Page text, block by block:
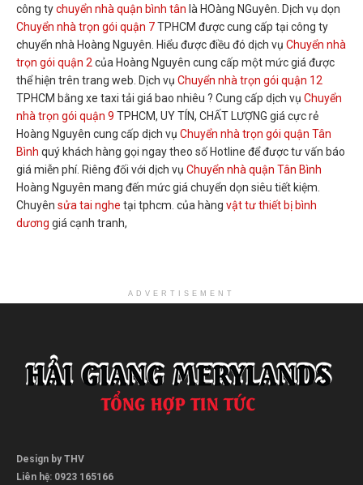
công tychuyển nhà quận bình tân là HOàng NGuyên. Dịch vụ dọn
Chuyển nhà trọn gói quận 7TPHCM được cung cấp tại công ty
chuyển nhà Hoàng Nguyên. Hiểu được điều đó dịch vụ Chuyển nhà
trọn gói quận 2 của Hoàng Nguyên cung cấp một mức giá được
thể hiện trên trang web. Dịch vụ Chuyển nhà trọn gói quận 12
TPHCM bằng xe taxi tải giá bao nhiêu ? Cung cấp dịch vụ Chuyển
nhà trọn gói quận 9 TPHCM, UY TÍN, CHẤT LƯỢNG giá cực rẻ
Hoàng Nguyên cung cấp dịch vụ Chuyển nhà trọn gói quận Tân
Bình quý khách hàng gọi ngay theo số Hotline để được tư vấn báo
giá miễn phí. Riêng đối với dịch vụ Chuyển nhà quận Tân Bình
Hoàng Nguyên mang đến mức giá chuyển dọn siêu tiết kiệm.
Chuyên sửa tai nghe tại tphcm. của hàng vật tư thiết bị bình
dương giá cạnh tranh,
ADVERTISEMENT
Design by THV
Liên hệ: 0923 165166